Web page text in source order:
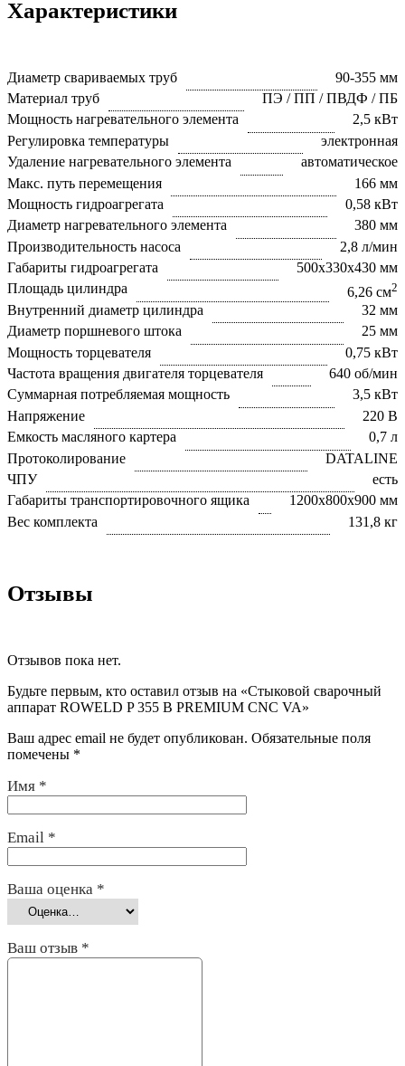
Характеристики
Диаметр свариваемых труб
90-355 мм
Материал труб
ПЭ / ПП / ПВДФ / ПБ
Мощность нагревательного элемента
2,5 кВт
Регулировка температуры
электронная
Удаление нагревательного элемента
автоматическое
Макс. путь перемещения
166 мм
Мощность гидроагрегата
0,58 кВт
Диаметр нагревательного элемента
380 мм
Производительность насоса
2,8 л/мин
Габариты гидроагрегата
500x330x430 мм
Площадь цилиндра
6,26 см2
Внутренний диаметр цилиндра
32 мм
Диаметр поршневого штока
25 мм
Мощность торцевателя
0,75 кВт
Частота вращения двигателя торцевателя
640 об/мин
Суммарная потребляемая мощность
3,5 кВт
Напряжение
220 В
Емкость масляного картера
0,7 л
Протоколирование
DATALINE
ЧПУ
есть
Габариты транспортировочного ящика
1200x800x900 мм
Вес комплекта
131,8 кг
Отзывы
Отзывов пока нет.
Будьте первым, кто оставил отзыв на «Стыковой сварочный
аппарат ROWELD P 355 B PREMIUM CNC VA»
Ваш адрес email не будет опубликован. Обязательные поля
помечены *
Имя *
Email *
Ваша оценка *
Ваш отзыв *